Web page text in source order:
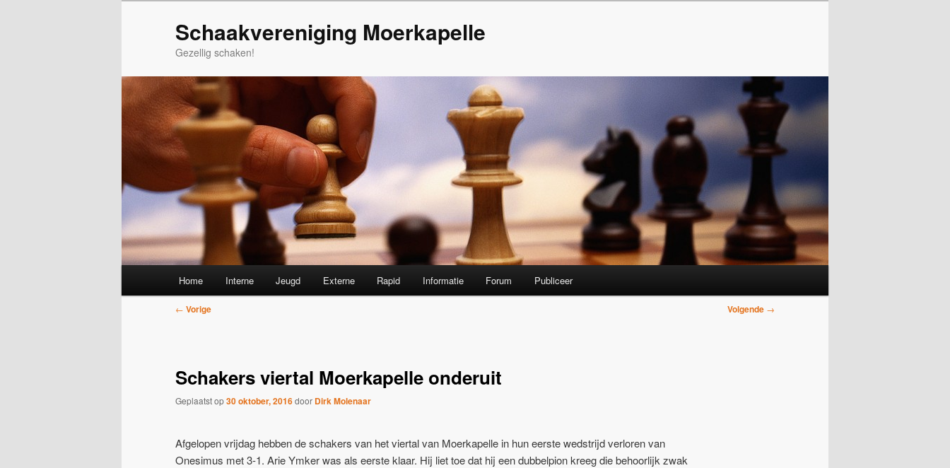
Schaakvereniging Moerkapelle
Gezellig schaken!
Home Interne Jeugd Externe Rapid Informatie Forum Publiceer
Bericht
← Vorige Volgende →
Schakers viertal Moerkapelle onderuit
Geplaatst op30 oktober, 2016door Dirk Molenaar
Afgelopen vrijdag hebben de schakers van het viertal van Moerkapelle in hun eerste wedstrijd verloren van
Onesimus met 3-1. Arie Ymker was als eerste klaar. Hij liet toe dat hij een dubbelpion kreeg die behoorlijk zwak